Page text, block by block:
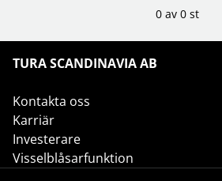
0 av 0 st
TURA SCANDINAVIA AB
Kontakta oss
Karriär
Investerare
Visselblåsarfunktion